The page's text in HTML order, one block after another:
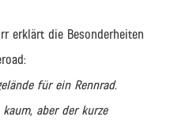
erklärt die Besonderheiten
für ein Rennrad.
aber der kurze